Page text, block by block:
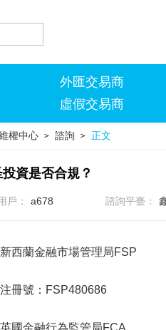
外匯交易商
虛假交易商
權中心 > 諮詢 > 正文
資是否合規？
戶： a678 諮詢平臺：
新西蘭金融市場管理局FSP
注冊號：FSP480686
英國金融行為監管局FCA